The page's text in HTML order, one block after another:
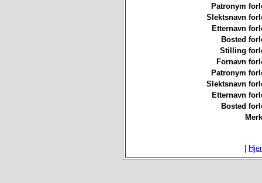
Patronym
Slektsnavn
Etternavn
Bosted
Stilling
Fornavn
Patronym
Slektsnavn
Etternavn
Bosted